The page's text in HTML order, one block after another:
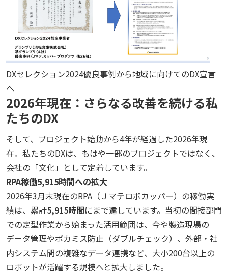
DXセレクション2024優良事例から地域に向けてのDX宣言
へ
2026年現在：さらなる改善を続ける私
たちのDX
そして、プロジェクト始動から4年が経過した2026年現
在。私たちのDXは、もはや一部のプロジェクトではなく、
会社の「文化」として定着しています。
RPA稼働5,915時間への拡大
2026年3月末現在のRPA （Ｊマテロボカッパー）の稼働実
績は、累計5,915時間にまで達しています。当初の間接部門
での定型作業から始まった活用範囲は、今や製造現場の
データ管理やポカミス防止（ダブルチェック）、外部・社
内システム間の複雑なデータ連携など、大小200台以上の
ロボットが活躍する規模へと拡大しました。